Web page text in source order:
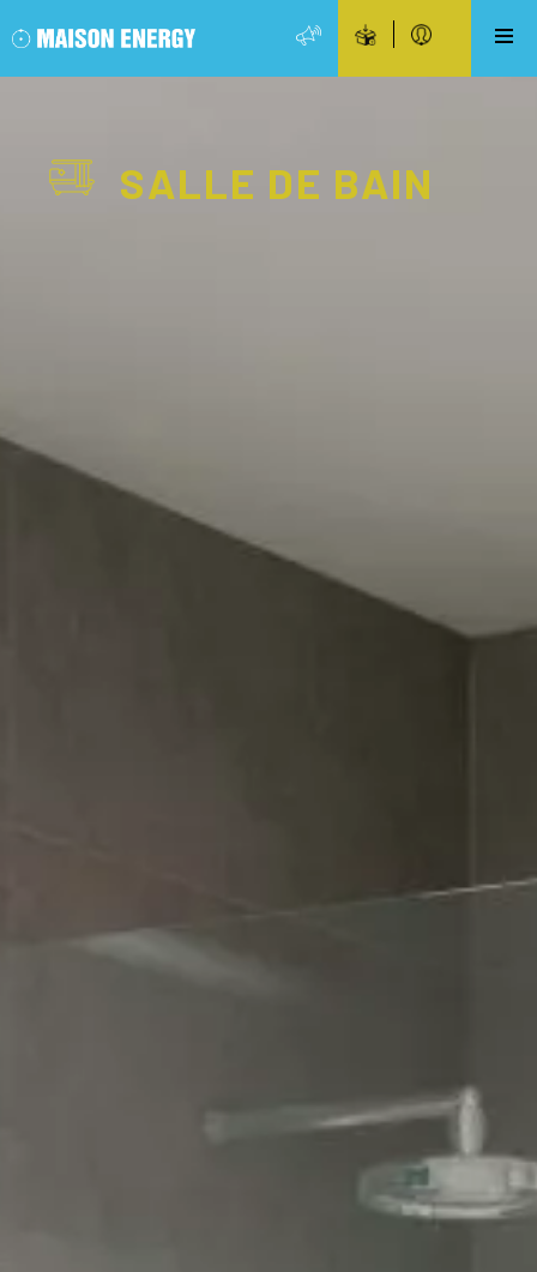
SALLE DE BAIN